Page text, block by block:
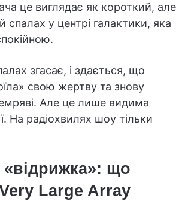
це виглядає як короткий, але
спалах у центрі галактики, яка
згасає, і здається, що
свою жертву та знову
Але це лише видима
На радіохвилях шоу тільки
«відрижка»: що
Large Array